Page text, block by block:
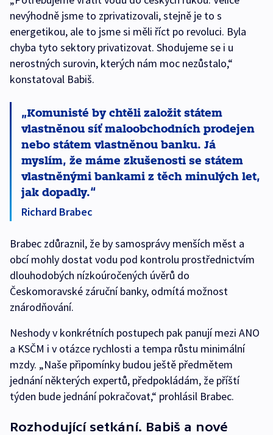
nevýhodně jsme to zprivatizovali, stejně je to s
energetikou, ale to jsme si měli říct po revoluci. Byla
chyba tyto sektory privatizovat. Shodujeme se i u
nerostných surovin, kterých nám moc nezůstalo,“
konstatoval Babiš.
Komunisté by chtěli založit státem
vlastněnou síť maloobchodních prodejen
nebo státem vlastněnou banku. Já
myslím, že máme zkušenosti se státem
vlastněnými bankami z těch minulých let,
jak dopadly.
Richard Brabec
Brabec zdůraznil, že by samosprávy menších měst a
obcí mohly dostat vodu pod kontrolu prostřednictvím
dlouhodobých nízkoúročených úvěrů do
Českomoravské záruční banky, odmítá možnost
znárodňování.
Neshody v konkrétních postupech pak panují mezi ANO
a KSČM i v otázce rychlosti a tempa růstu minimální
mzdy. „Naše připomínky budou ještě předmětem
jednání některých expertů, předpokládám, že příští
týden bude jednání pokračovat,“ prohlásil Brabec.
Rozhodující setkání. Babiš a nové